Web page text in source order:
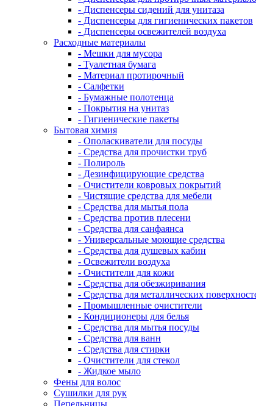
- Диспенсеры сидений для унитаза
- Диспенсеры для гигиенических пакетов
- Диспенсеры освежителей воздуха
Расходные материалы
- Мешки для мусора
- Туалетная бумага
- Материал протирочный
- Салфетки
- Бумажные полотенца
- Покрытия на унитаз
- Гигиенические пакеты
Бытовая химия
- Ополаскиватели для посуды
- Средства для прочистки труб
- Полироль
- Дезинфицирующие средства
- Очистители ковровых покрытий
- Чистящие средства для мебели
- Средства для мытья пола
- Средства против плесени
- Средства для санфаянса
- Универсальные моющие средства
- Средства для душевых кабин
- Освежители воздуха
- Очистители для кожи
- Средства для обезжиривания
- Средства для металлических
- Промышленные очистители
- Кондиционеры для белья
- Средства для мытья посуды
- Средства для ванн
- Средства для стирки
- Очистители для стекол
- Жидкое мыло
Фены для волос
Сушилки для рук
Пепельницы